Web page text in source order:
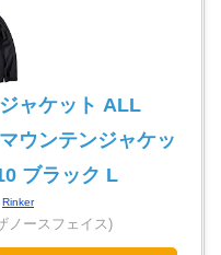
ャケット ALL
ウンテンジャケッ
ブラック L
Rinker
ノースフェイス)